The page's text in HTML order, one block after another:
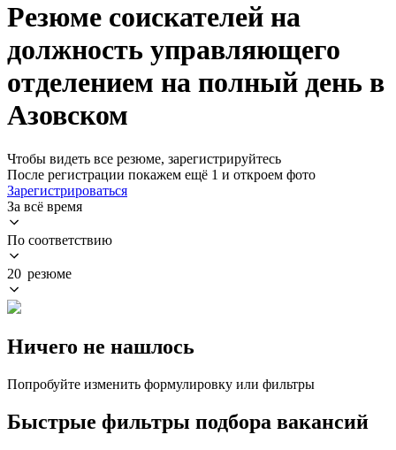
Резюме соискателей на
должность управляющего
отделением на полный день в
Азовском
Чтобы видеть все резюме, зарегистрируйтесь
После регистрации покажем ещё 1 и откроем фото
Зарегистрироваться
За всё время
По соответствию
20 резюме
Ничего не нашлось
Попробуйте изменить формулировку или фильтры
Быстрые фильтры подбора вакансий